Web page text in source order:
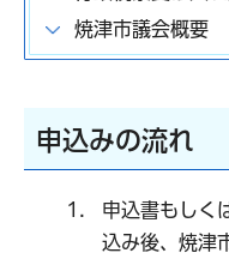
焼津市議会概要
申込みの流れ
申込書もしく
込み後、焼津